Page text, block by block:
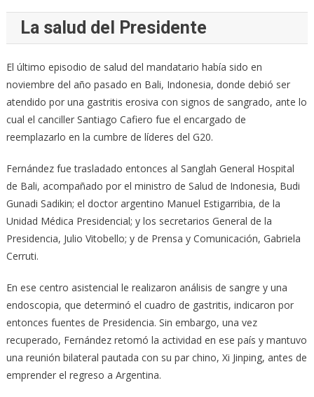
La salud del Presidente
El último episodio de salud del mandatario había sido en
noviembre del año pasado en Bali, Indonesia, donde debió ser
atendido por una gastritis erosiva con signos de sangrado, ante lo
cual el canciller Santiago Cafiero fue el encargado de
reemplazarlo en la cumbre de líderes del G20.
Fernández fue trasladado entonces al Sanglah General Hospital
de Bali, acompañado por el ministro de Salud de Indonesia, Budi
Gunadi Sadikin; el doctor argentino Manuel Estigarribia, de la
Unidad Médica Presidencial; y los secretarios General de la
Presidencia, Julio Vitobello; y de Prensa y Comunicación, Gabriela
Cerruti.
En ese centro asistencial le realizaron análisis de sangre y una
endoscopia, que determinó el cuadro de gastritis, indicaron por
entonces fuentes de Presidencia. Sin embargo, una vez
recuperado, Fernández retomó la actividad en ese país y mantuvo
una reunión bilateral pautada con su par chino, Xi Jinping, antes de
emprender el regreso a Argentina.